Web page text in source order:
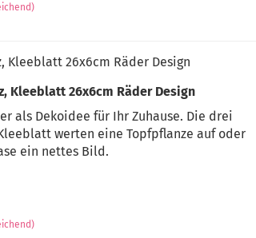
Kleeblatt 26x6cm Räder Design
Kleeblatt 26x6cm Räder Design
als Dekoidee für Ihr Zuhause. Die drei
werten eine Topfpflanze auf oder
ein nettes Bild.